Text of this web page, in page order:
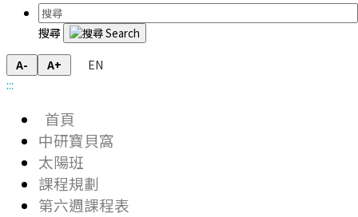
搜尋
A- A+
EN
:::
首頁
中研寶貝窩
太陽班
課程規劃
第六週課程表